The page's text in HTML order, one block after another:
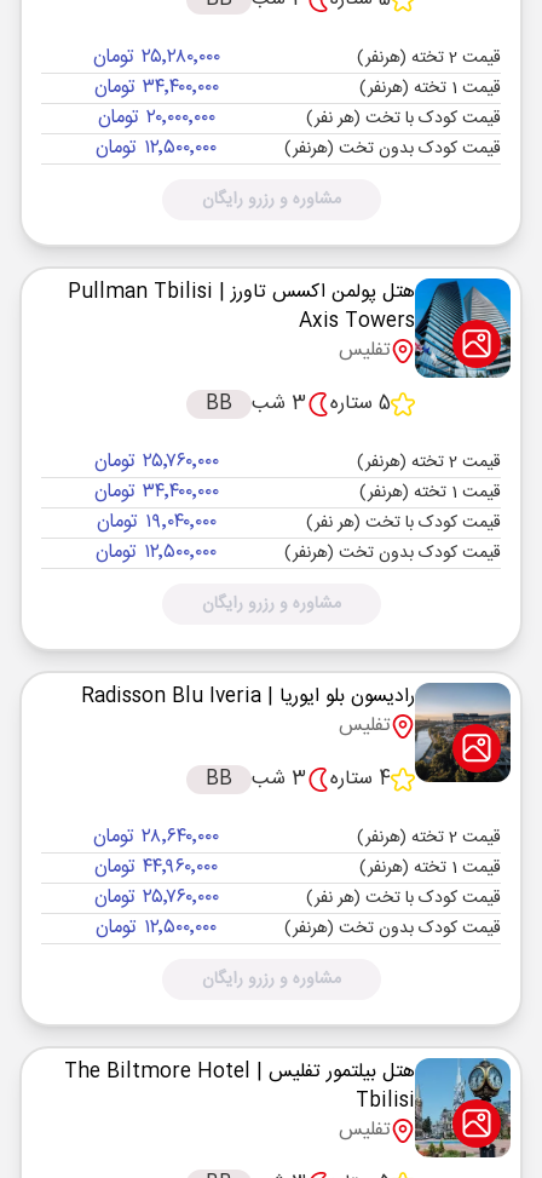
قیمت 2 تخته (هرنفر) ۲۵٬۲۸۰٬۰۰۰ تومان
قیمت 1 تخته (هرنفر) ۳۴٬۴۰۰٬۰۰۰ تومان
قیمت کودک با تخت (هر نفر) ۲۰٬۰۰۰٬۰۰۰ تومان
قیمت کودک بدون تخت (هرنفر) ۱۲٬۵۰۰٬۰۰۰ تومان
مشاوره و رزرو رایگان
هتل پولمن اکسس تاورز | Pullman Tbilisi
Axis Towers
تفلیس
5 ستاره
3 شب BB
قیمت 2 تخته (هرنفر) ۲۵٬۷۶۰٬۰۰۰ تومان
قیمت 1 تخته (هرنفر) ۳۴٬۴۰۰٬۰۰۰ تومان
قیمت کودک با تخت (هر نفر) ۱۹٬۰۴۰٬۰۰۰ تومان
قیمت کودک بدون تخت (هرنفر) ۱۲٬۵۰۰٬۰۰۰ تومان
مشاوره و رزرو رایگان
رادیسون بلو ایوریا | Radisson Blu Iveria
تفلیس
4 ستاره
3 شب BB
قیمت 2 تخته (هرنفر) ۲۸٬۶۴۰٬۰۰۰ تومان
قیمت 1 تخته (هرنفر) ۴۴٬۹۶۰٬۰۰۰ تومان
قیمت کودک با تخت (هر نفر) ۲۵٬۷۶۰٬۰۰۰ تومان
قیمت کودک بدون تخت (هرنفر) ۱۲٬۵۰۰٬۰۰۰ تومان
مشاوره و رزرو رایگان
هتل بیلتمور تفلیس | The Biltmore Hotel
Tbilisi
تفلیس